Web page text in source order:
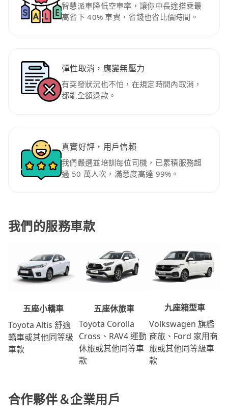
智慧派車降低空車率，讓你中長途搭乘最
高省下 40% 車資，省錢也省比價時間。
彈性取消，應變無壓力
有突發狀況也不怕，在規定時間內取消，
都能全額退款。
真實好評，用戶信賴
我們嚴選並培訓每位司機，已累積服務超
過 50 萬人次，滿意度高達 99%。
我們的服務車款
五座小轎車
Toyota Altis 舒適
轎車或其他同等級
車款
五座休旅車
Toyota Corolla
Cross、RAV4 運動
休旅或其他同等車
款
九座箱型車
Volkswagen 旗艦
商旅、Ford 家用商
旅或其他同等級車
款
合作夥伴＆企業用戶